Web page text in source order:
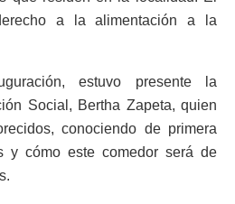
a la alimentación a la
estuvo presente la
Social, Bertha Zapeta, quien
conociendo de primera
y cómo este comedor será de